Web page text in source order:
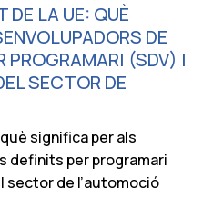
DE LA UE: QUÈ
DE
PROGRAMARI (SDV) I
SECTOR DE
significa per als
definits per programari
sector de l’automoció